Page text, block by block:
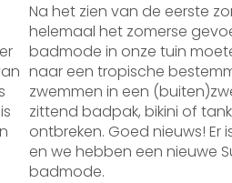
Na het zien van de eerste
helemaal het zomerse
badmode in onze tuin
naar een tropische
zwemmen in een
zittend badpak, bikini of
ontbreken. Goed nieuws!
en we hebben een nieuwe
badmode.